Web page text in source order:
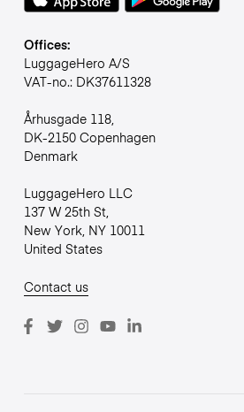
Offices:
LuggageHero A/S
VAT-no.: DK37611328
Århusgade 118,
DK-2150 Copenhagen
Denmark
LuggageHero LLC
137 W 25th St,
New York, NY 10011
United States
Contact us